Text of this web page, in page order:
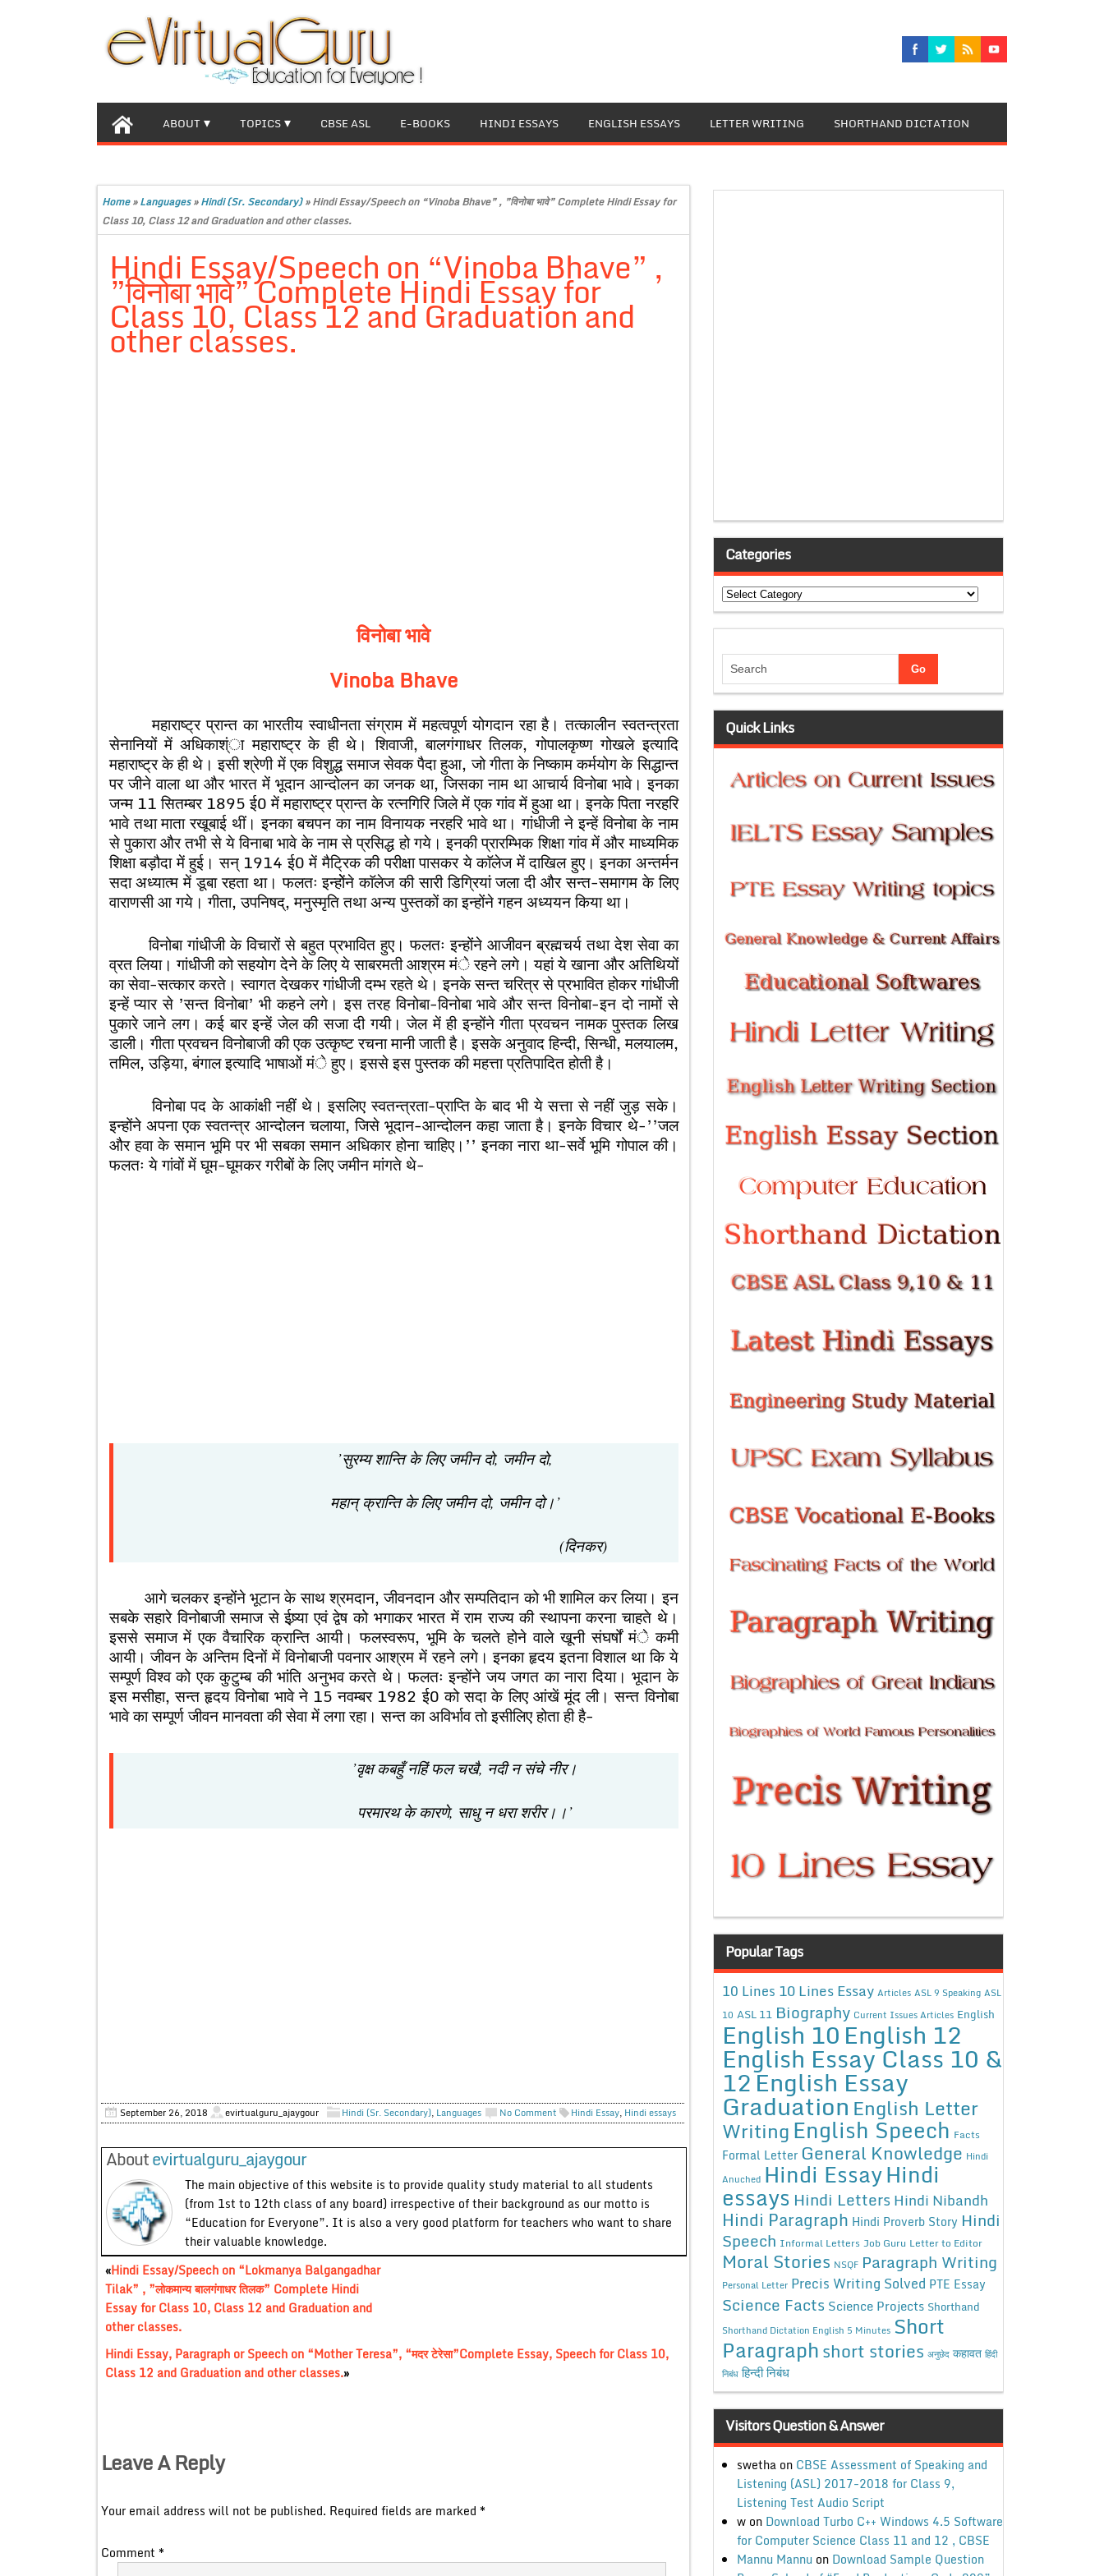
ABOUT TOPICS CBSE ASL E-BOOKS HINDI ESSAYS ENGLISH ESSAYS LETTER WRITING SHORTHAND DICTATION
Home»Languages»Hindi (Sr. Secondary)»Hindi Essay/Speech on “Vinoba Bhave” , ”विनोबा भावे” Complete Hindi Essay for
Class 10, Class 12 and Graduation and other classes.
Hindi Essay/Speech on “Vinoba Bhave” ,
”विनोबा भावे” Complete Hindi Essay for
Class 10, Class 12 and Graduation and
other classes.
विनोबा भावे
Vinoba Bhave
महाराष्ट्र प्रान्त का भारतीय स्वाधीनता संग्राम में महत्वपूर्ण योगदान रहा है। तत्कालीन स्वतन्त्रता
सेनानियों में अधिकाश्ंा महाराष्ट्र के ही थे। शिवाजी, बालगंगाधर तिलक, गोपालकृष्ण गोखले इत्यादि
महाराष्ट्र के ही थे। इसी श्रेणी में एक विशुद्ध समाज सेवक पैदा हुआ, जो गीता के निष्काम कर्मयोग के सिद्धान्त
पर जीने वाला था और भारत में भूदान आन्दोलन का जनक था, जिसका नाम था आचार्य विनोबा भावे। इनका
जन्म 11 सितम्बर 1895 ई0 में महाराष्ट्र प्रान्त के रत्नगिरि जिले में एक गांव में हुआ था। इनके पिता नरहरि
भावे तथा माता रखूबाई थीं। इनका बचपन का नाम विनायक नरहरि भावे था। गांधीजी ने इन्हें विनोबा के नाम
से पुकारा और तभी से ये विनाबा भावे के नाम से प्रसिद्ध हो गये। इनकी प्रारम्भिक शिक्षा गांव में और माध्यमिक
शिक्षा बड़ौदा में हुई। सन् 1914 ई0 में मैट्रिक की परीक्षा पासकर ये काॅलेज में दाखिल हुए। इनका अन्तर्मन
सदा अध्यात्म में डूबा रहता था। फलतः इन्होेंने काॅलेज की सारी डिग्रियां जला दी और सन्त-समागम के लिए
वाराणसी आ गये। गीता, उपनिषद्, मनुस्मृति तथा अन्य पुस्तकों का इन्होंने गहन अध्ययन किया था।
विनोबा गांधीजी के विचारों से बहुत प्रभावित हुए। फलतः इन्होंने आजीवन ब्रह्मचर्य तथा देश सेवा का
व्रत लिया। गांधीजी को सहयोग देने के लिए ये साबरमती आश्रम मंे रहने लगे। यहां ये खाना और अतिथियों
का सेवा-सत्कार करते। स्वागत देखकर गांधीजी दम्भ रहते थे। इनके सन्त चरित्र से प्रभावित होकर गांधीजी
इन्हें प्यार से ’सन्त विनोबा’ भी कहने लगे। इस तरह विनोबा-विनोबा भावे और सन्त विनोबा-इन दो नामों से
पुकारे जाने लग। कई बार इन्हें जेल की सजा दी गयी। जेल में ही इन्होंने गीता प्रवचन नामक पुस्तक लिख
डाली। गीता प्रवचन विनोबाजी की एक उत्कृष्ट रचना मानी जाती है। इसके अनुवाद हिन्दी, सिन्धी, मलयालम,
तमिल, उड़िया, बंगाल इत्यादि भाषाओं मंे हुए। इससे इस पुस्तक की महत्ता प्रतिपादित होती है।
विनोबा पद के आकांक्षी नहीं थे। इसलिए स्वतन्त्रता-प्राप्ति के बाद भी ये सत्ता से नहीं जुड़ सके।
इन्होंने अपना एक स्वतन्त्र आन्दोलन चलाया, जिसे भूदान-आन्दोलन कहा जाता है। इनके विचार थे-’’जल
और हवा के समान भूमि पर भी सबका समान अधिकार होना चाहिए।’’ इनका नारा था-सर्वे भूमि गोपाल की।
फलतः ये गांवों में घूम-घूमकर गरीबों के लिए जमीन मांगते थे-
’सुरम्य शान्ति के लिए जमीन दो, जमीन दो,
महान् क्रान्ति के लिए जमीन दो, जमीन दो।’
(दिनकर)
आगे चलकर इन्होंने भूटान के साथ श्रमदान, जीवनदान और सम्पतिदान को भी शामिल कर लिया। इन
सबके सहारे विनोबाजी समाज से ईष्र्या एवं द्वेष को भगाकर भारत में राम राज्य की स्थापना करना चाहते थे।
इससे समाज में एक वैचारिक क्रान्ति आयी। फलस्वरूप, भूमि के चलते होने वाले खूनी संघर्षों मंे कमी
आयी। जीवन के अन्तिम दिनों में विनोबाजी पवनार आश्रम में रहने लगे। इनका हृदय इतना विशाल था कि ये
सम्पूर्ण विश्व को एक कुटुम्ब की भांति अनुभव करते थे। फलतः इन्होंने जय जगत का नारा दिया। भूदान के
इस मसीहा, सन्त हृदय विनोबा भावे ने 15 नवम्बर 1982 ई0 को सदा के लिए आंखें मूंद ली। सन्त विनोबा
भावे का सम्पूर्ण जीवन मानवता की सेवा में लगा रहा। सन्त का अविर्भाव तो इसीलिए होता ही है-
’वृक्ष कबहुँ नहिं फल चखै, नदी न संचे नीर।
परमारथ के कारणे, साधु न धरा शरीर।।’
September 26, 2018 evirtualguru_ajaygour Hindi (Sr. Secondary), Languages No Comment Hindi Essay, Hindi essays
Aboutevirtualguru_ajaygour
The main objective of this website is to provide quality study material to all students
(from 1st to 12th class of any board) irrespective of their background as our motto is
“Education for Everyone”. It is also a very good platform for teachers who want to share
their valuable knowledge.
«Hindi Essay/Speech on “Lokmanya Balgangadhar
Tilak” , ”लोकमान्य बालगंगाधर तिलक” Complete Hindi
Essay for Class 10, Class 12 and Graduation and
other classes.
Hindi Essay, Paragraph or Speech on “Mother Teresa”, “मदर टेरेसा”Complete Essay, Speech for Class 10,
Class 12 and Graduation and other classes.»
Leave A Reply
Your email address will not be published. Required fields are marked *
Comment *
Categories
Categories
Quick Links
Popular Tags
10 Lines 10 Lines Essay Articles ASL 9 Speaking ASL
10 ASL 11 Biography Current Issues Articles English
English 10English 12
English Essay Class 10 &
12English Essay
Graduation English Letter
WritingEnglish Speech Facts
Formal Letter General Knowledge Hindi
Anuched Hindi EssayHindi
essays Hindi Letters Hindi Nibandh
Hindi Paragraph Hindi Proverb Story Hindi
Speech Informal Letters Job Guru Letter to Editor
Moral Stories NSQF Paragraph Writing
Personal Letter Precis Writing Solved PTE Essay
Science Facts Science Projects Shorthand
Shorthand Dictation English 5 Minutes Short
Paragraphshort stories अनुछेद कहावत हिंदी
निबंध हिन्दी निबंध
Visitors Question & Answer
swethaon CBSE Assessment of Speaking and
Listening (ASL) 2017-2018 for Class 9,
Listening Test Audio Script
won Download Turbo C++ Windows 4.5 Software
for Computer Science Class 11 and 12 , CBSE
Mannu Mannu on Download Sample Question